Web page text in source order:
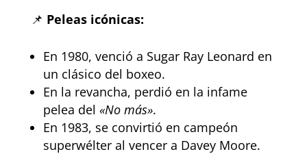
📌 Peleas icónicas:
En 1980, venció a Sugar Ray Leonard en
un clásico del boxeo.
En la revancha, perdió en la infame
pelea del «No más».
En 1983, se convirtió en campeón
superwélter al vencer a Davey Moore.